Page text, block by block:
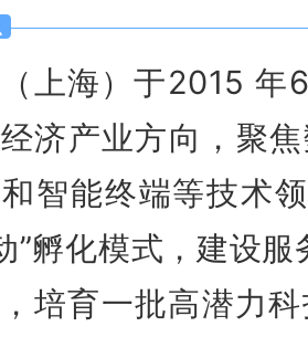
上海）于2015 年
济产业方向，聚
智能终端等技术
”孵化模式，建设
培育一批高潜力